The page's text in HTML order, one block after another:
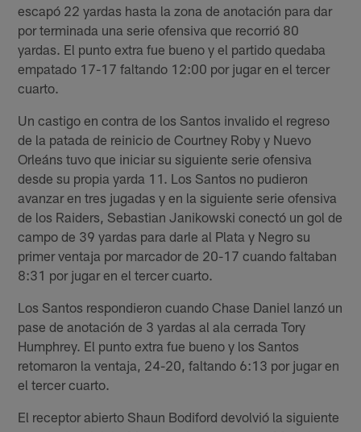
escapó 22 yardas hasta la zona de anotación para dar
por terminada una serie ofensiva que recorrió 80
yardas. El punto extra fue bueno y el partido quedaba
empatado 17-17 faltando 12:00 por jugar en el tercer
cuarto.
Un castigo en contra de los Santos invalido el regreso
de la patada de reinicio de Courtney Roby y Nuevo
Orleáns tuvo que iniciar su siguiente serie ofensiva
desde su propia yarda 11. Los Santos no pudieron
avanzar en tres jugadas y en la siguiente serie ofensiva
de los Raiders, Sebastian Janikowski conectó un gol de
campo de 39 yardas para darle al Plata y Negro su
primer ventaja por marcador de 20-17 cuando faltaban
8:31 por jugar en el tercer cuarto.
Los Santos respondieron cuando Chase Daniel lanzó un
pase de anotación de 3 yardas al ala cerrada Tory
Humphrey. El punto extra fue bueno y los Santos
retomaron la ventaja, 24-20, faltando 6:13 por jugar en
el tercer cuarto.
El receptor abierto Shaun Bodiford devolvió la siguiente